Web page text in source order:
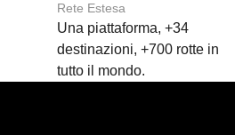
Rete Estesa
Una piattaforma, +34
destinazioni, +700 rotte in
tutto il mondo.